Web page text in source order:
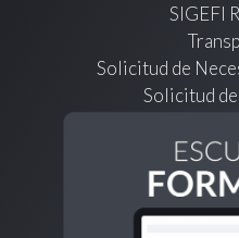
SIGEFI
Solicitud de
Solicitud